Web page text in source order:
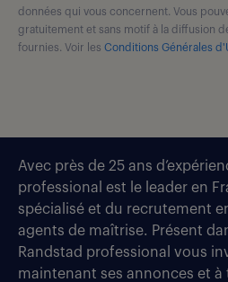
données qui vous concernent. Vous
gratuitement et sans motif à la diffusion
fournies. Voir les Conditions Générales
Avec près de 25 ans
professional est le leader en
spécialisé et du recrutement
agents de maîtrise. Présent
Randstad professional vous
maintenant ses annonces et